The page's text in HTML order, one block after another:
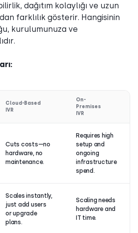
dağıtım kolaylığı ve uzun
farklılık gösterir. Hangisinin
kurulumunuza ve
Cloud-Based
IVR
On-
Premises
IVR
Cuts costs—no
hardware, no
maintenance.
Requires high
setup and
ongoing
infrastructure
spend.
Scales instantly,
just add users
or upgrade
plans.
Scaling needs
hardware and
IT time.